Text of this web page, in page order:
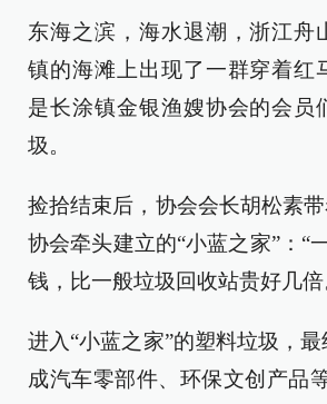
东海之滨，海水退潮，浙江舟
镇的海滩上出现了一群穿着红
是长涂镇金银渔嫂协会的会员
圾。
捡拾结束后，协会会长胡松素带
协会牵头建立的“小蓝之家”：“
钱，比一般垃圾回收站贵好几倍
进入“小蓝之家”的塑料垃圾，
成汽车零部件、环保文创产品